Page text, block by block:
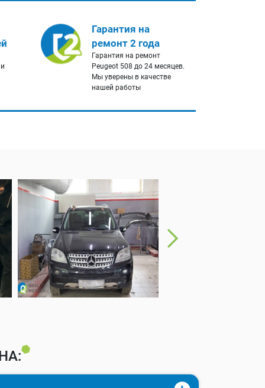
Гарантия на
ремонт 2 года
Гарантия на ремонт
Peugeot 508 до 24 месяцев.
Мы уверены в качестве
нашей работы